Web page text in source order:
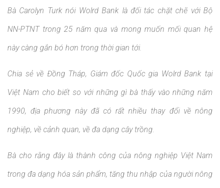
Bà Carolyn Turk nói Wolrd Bank là đối tác chặt chẽ với Bộ
NN-PTNT trong 25 năm qua và mong muốn mối quan hệ
này càng gắn bó hơn trong thời gian tới.
Chia sẻ về Đồng Tháp, Giám đốc Quốc gia Wolrd Bank tại
Việt Nam cho biết so với những gì bà thấy vào những năm
1990, địa phương này đã có rất nhiều thay đổi về nông
nghiệp, về cảnh quan, về đa dạng cây trồng.
Bà cho rằng đây là thành công của nông nghiệp Việt Nam
trong đa dạng hóa sản phẩm, tăng thu nhập của người nông